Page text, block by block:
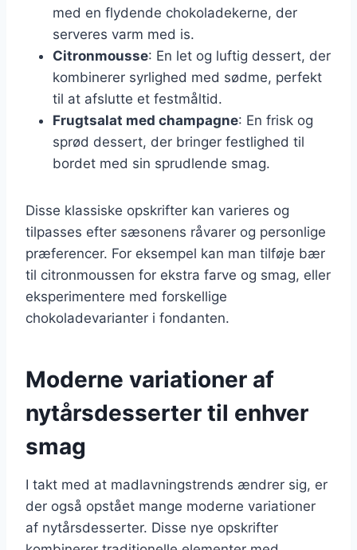
med en flydende chokoladekerne, der
serveres varm med is.
Citronmousse: En let og luftig dessert, der
kombinerer syrlighed med sødme, perfekt
til at afslutte et festmåltid.
Frugtsalat med champagne: En frisk og
sprød dessert, der bringer festlighed til
bordet med sin sprudlende smag.
Disse klassiske opskrifter kan varieres og
tilpasses efter sæsonens råvarer og personlige
præferencer. For eksempel kan man tilføje bær
til citronmoussen for ekstra farve og smag, eller
eksperimentere med forskellige
chokoladevarianter i fondanten.
Moderne variationer af
nytårsdesserter til enhver
smag
I takt med at madlavningstrends ændrer sig, er
der også opstået mange moderne variationer
af nytårsdesserter. Disse nye opskrifter